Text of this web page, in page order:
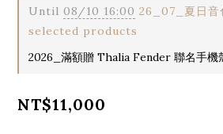
Until 08/10 16:00 26_07_夏日音
selected products
2026_滿額贈 Thalia Fender 聯名手
NT$11,000